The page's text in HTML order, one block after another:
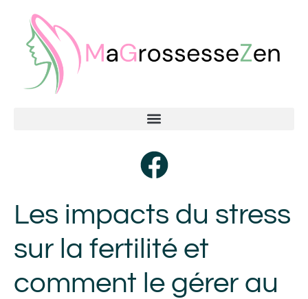
Les impacts du stress
sur la fertilité et
comment le gérer au